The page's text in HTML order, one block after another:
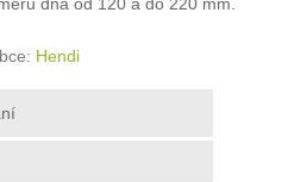
Hendi